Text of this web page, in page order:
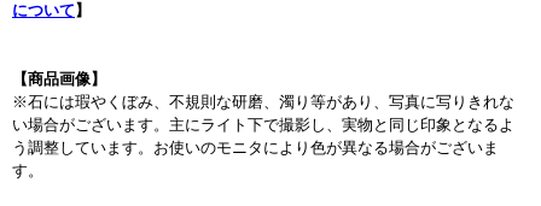
について 】
【商品画像】
※石には瑕やくぼみ、不規則な研磨、濁り等があり、写真に写りきれな
い場合がございます。主にライト下で撮影し、実物と同じ印象となるよ
う調整しています。お使いのモニタにより色が異なる場合がございま
す。